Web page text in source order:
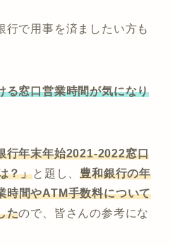
行で用事を済ましたい方も
る窓口営業時間が気になり
行年末年始2021-2022窓口
？」と題し、豊和銀行の年
時間やATM手数料について
たので、皆さんの参考にな